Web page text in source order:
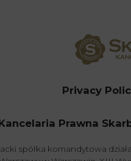
Privacy
Prawna
spółka komandytowa